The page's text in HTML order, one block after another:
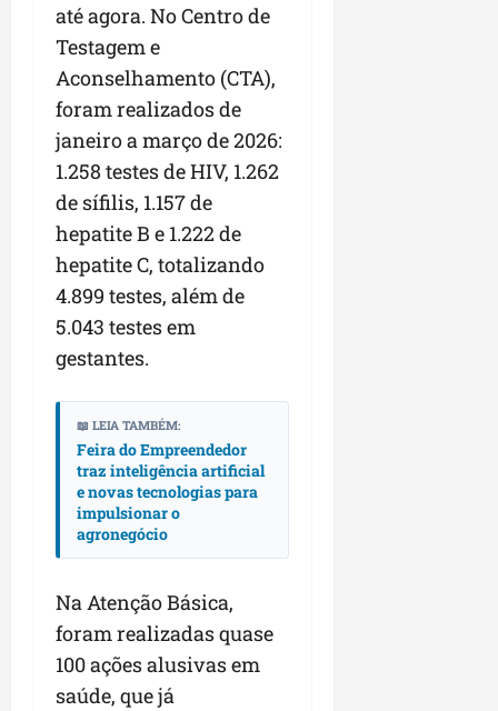
até agora. No Centro de
Testagem e
Aconselhamento (CTA),
foram realizados de
janeiro a março de 2026:
1.258 testes de HIV, 1.262
de sífilis, 1.157 de
hepatite B e 1.222 de
hepatite C, totalizando
4.899 testes, além de
5.043 testes em
gestantes.
📖 LEIA TAMBÉM:
Feira do Empreendedor
traz inteligência artificial
e novas tecnologias para
impulsionar o
agronegócio
Na Atenção Básica,
foram realizadas quase
100 ações alusivas em
saúde, que já